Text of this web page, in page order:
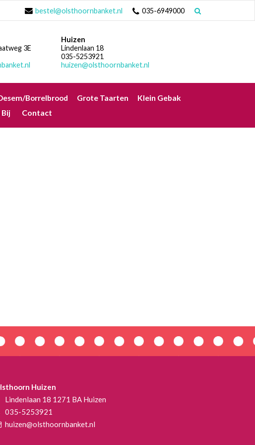
bestel@olsthoornbanket.nl 035-6949000
3E
Huizen
Lindenlaan 18
035-5253921
huizen@olsthoornbanket.nl
Borrelbrood Grote Taarten
Klein Gebak
Huizen
Lindenlaan 18 1271 BA Huizen
035-5253921
huizen@olsthoornbanket.nl